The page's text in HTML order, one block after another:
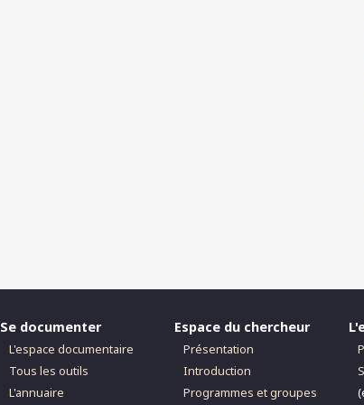
Se documenter
L'espace documentaire
Tous les outils
L'annuaire
Espace du chercheur
Présentation
Introduction
Programmes et groupes